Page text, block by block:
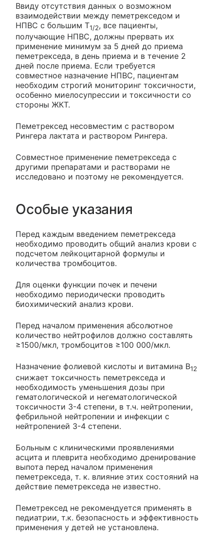
Ввиду отсутствия данных о возможном
взаимодействии между пеметрекседом и
НПВС с большим T1/2, все пациенты,
получающие НПВС, должны прервать их
применение минимум за 5 дней до приема
пеметрекседа, в день приема и в течение 2
дней после приема. Если требуется
совместное назначение НПВС, пациентам
необходим строгий мониторинг токсичности,
особенно миелосупрессии и токсичности со
стороны ЖКТ.
Пеметрексед несовместим с раствором
Рингера лактата и раствором Рингера.
Совместное применение пеметрекседа с
другими препаратами и растворами не
исследовано и поэтому не рекомендуется.
Особые указания
Перед каждым введением пеметрекседа
необходимо проводить общий анализ крови с
подсчетом лейкоцитарной формулы и
количества тромбоцитов.
Для оценки функции почек и печени
необходимо периодически проводить
биохимический анализ крови.
Перед началом применения абсолютное
количество нейтрофилов должно составлять
≥1500/мкл, тромбоцитов ≥100 000/мкл.
Назначение фолиевой кислоты и витамина В12
снижает токсичность пеметрекседа и
необходимость уменьшения дозы при
гематологической и негематологической
токсичности 3-4 степени, в т.ч. нейтропении,
фебрильной нейтропении и инфекции с
нейтропенией 3-4 степени.
Больным с клиническими проявлениями
асцита и плеврита необходимо дренирование
выпота перед началом применения
пеметрекседа, т. к. влияние этих состояний на
действие пеметрекседа не известно.
Пеметрексед не рекомендуется применять в
педиатрии, т.к. безопасность и эффективность
применения у детей не установлена.